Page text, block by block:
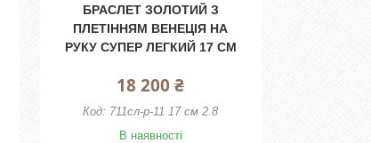
БРАСЛЕТ ЗОЛОТИЙ З
ПЛЕТІННЯМ ВЕНЕЦІЯ НА
РУКУ СУПЕР ЛЕГКИЙ 17 СМ
18 200 ₴
711сл-р-11 17 см 2.8
В наявності